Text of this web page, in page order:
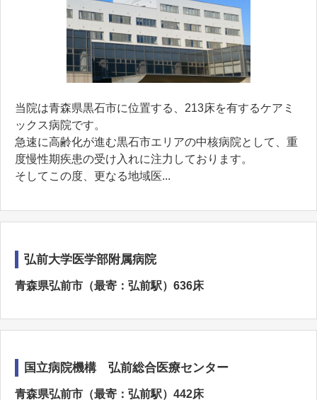
当院は青森県黒石市に位置する、213床を有するケアミ
ックス病院です。
急速に高齢化が進む黒石市エリアの中核病院として、重
度慢性期疾患の受け入れに注力しております。
そしてこの度、更なる地域医...
弘前大学医学部附属病院
青森県弘前市（最寄：弘前駅）636床
国立病院機構 弘前総合医療センター
青森県弘前市（最寄：弘前駅）442床